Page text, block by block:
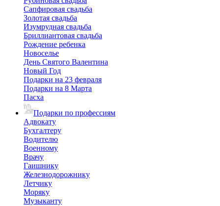
Сапфировая свадьба
Золотая свадьба
Изумрудная свадьба
Бриллиантовая свадьба
Рождение ребенка
Новоселье
День Святого Валентина
Новый Год
Подарки на 23 февраля
Подарки на 8 Марта
Пасха
Подарки по профессиям
Адвокату
Бухгалтеру
Водителю
Военному
Врачу
Гаишнику
Железнодорожнику
Летчику
Моряку
Музыканту